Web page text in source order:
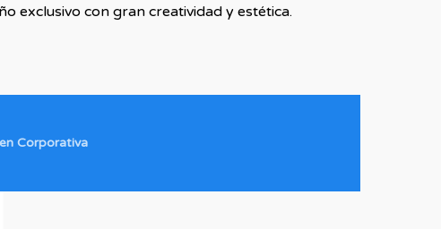
exclusivo con gran creatividad y estética.
Corporativa